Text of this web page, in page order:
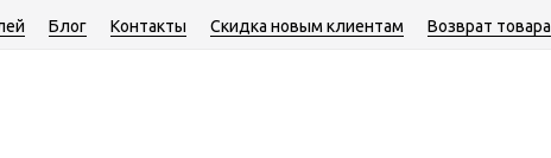
Блог Контакты Скидка новым клиентам Возврат товара